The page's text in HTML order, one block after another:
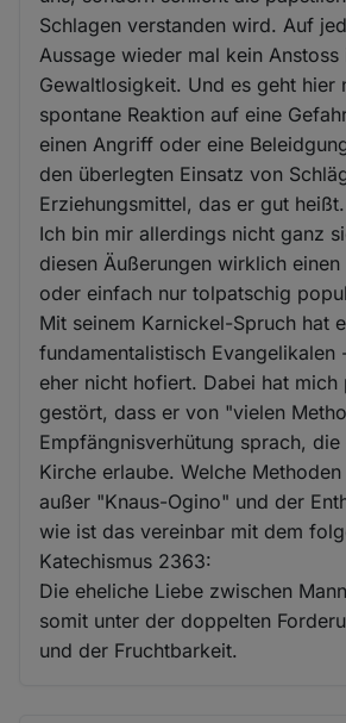
Schlagen verstanden wird. Auf
Aussage wieder mal kein Anstoss
Gewaltlosigkeit. Und es geht hier
spontane Reaktion auf eine
einen Angriff oder eine
den überlegten Einsatz von
Erziehungsmittel, das er gut heißt.
Ich bin mir allerdings nicht ganz
diesen Äußerungen wirklich
oder einfach nur tolpatschig
Mit seinem Karnickel-Spruch hat
fundamentalistisch Evangelikalen
eher nicht hofiert. Dabei hat mich
gestört, dass er von "vielen
Empfängnisverhütung sprach,
Kirche erlaube. Welche
außer "Knaus-Ogino" und der
wie ist das vereinbar mit dem
Katechismus 2363:
Die eheliche Liebe zwischen
somit unter der doppelten
und der Fruchtbarkeit.